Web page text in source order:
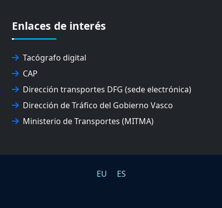
EXPOLOGÍSTICA
FEVATRANS (FEDERACIÓN VASCA DE TRANSPORTES)
FITRANS
GIZLOGA
MONDRAGÓN UNIBERTSITATEA
UPV/EHU
Enlaces de interés
Tacógrafo digital
CAP
Dirección transportes DFG (sede electrónica)
Dirección de Tráfico del Gobierno Vasco
Ministerio de Transportes (MITMA)
EU ES